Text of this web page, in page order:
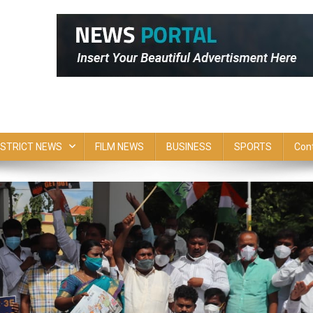
NEWS FILM NEWS BUSINESS SPORTS